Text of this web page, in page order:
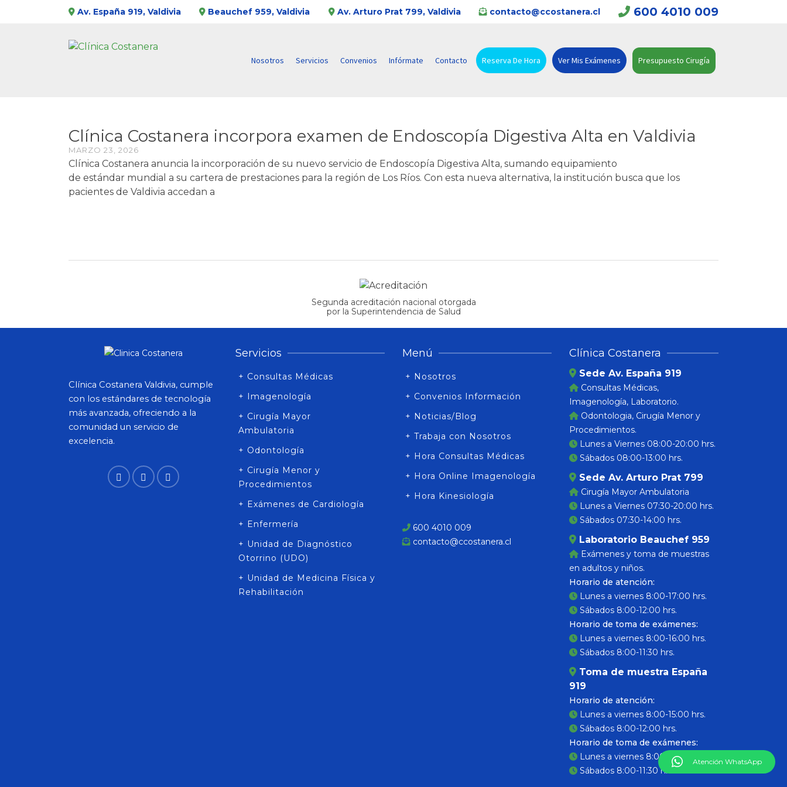
Atención WhatsApp
Av. España 919, Valdivia Beauchef 959, Valdivia Av. Arturo Prat 799, Valdivia contacto@ccostanera.cl 600 4010 009
Nosotros Servicios Convenios Infórmate Contacto Reserva De Hora Ver Mis Exámenes Presupuesto Cirugía
Clínica Costanera incorpora examen de Endoscopía Digestiva Alta en Valdivia
MARZO 23, 2026
Clínica Costanera anuncia la incorporación de su nuevo servicio de Endoscopía Digestiva Alta, sumando equipamiento
de estándar mundial a su cartera de prestaciones para la región de Los Ríos. Con esta nueva alternativa, la institución busca que los
pacientes de Valdivia accedan a
Segunda acreditación nacional otorgada
por la Superintendencia de Salud
Clínica Costanera Valdivia, cumple
con los estándares de tecnología
más avanzada, ofreciendo a la
comunidad un servicio de
excelencia.
Servicios
+ Consultas Médicas
+ Imagenología
+ Cirugía Mayor
Ambulatoria
+ Odontología
+ Cirugía Menor y
Procedimientos
+ Exámenes de Cardiología
+ Enfermería
+ Unidad de Diagnóstico
Otorrino (UDO)
+ Unidad de Medicina Física y
Rehabilitación
Menú
+ Nosotros
+ Convenios Información
+ Noticias/Blog
+ Trabaja con Nosotros
+ Hora Consultas Médicas
+ Hora Online Imagenología
+ Hora Kinesiología
600 4010 009
contacto@ccostanera.cl
Clínica Costanera
Sede Av. España 919
Consultas Médicas,
Imagenología, Laboratorio.
Odontologia, Cirugía Menor y
Procedimientos.
Lunes a Viernes 08:00-20:00 hrs.
Sábados 08:00-13:00 hrs.
Sede Av. Arturo Prat 799
Cirugía Mayor Ambulatoria
Lunes a Viernes 07:30-20:00 hrs.
Sábados 07:30-14:00 hrs.
Laboratorio Beauchef 959
Exámenes y toma de muestras
en adultos y niños.
Horario de atención:
Lunes a viernes 8:00-17:00 hrs.
Sábados 8:00-12:00 hrs.
Horario de toma de exámenes:
Lunes a viernes 8:00-16:00 hrs.
Sábados 8:00-11:30 hrs.
Toma de muestra España
919
Horario de atención:
Lunes a viernes 8:00-15:00 hrs.
Sábados 8:00-12:00 hrs.
Horario de toma de exámenes:
Lunes a viernes 8:00-12:45 hrs.
Sábados 8:00-11:30 hrs.